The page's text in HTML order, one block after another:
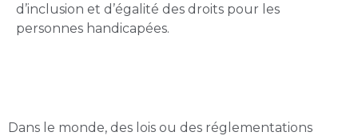
d’inclusion et d’égalité des droits pour les
personnes handicapées.
Dans le monde, des lois ou des réglementations